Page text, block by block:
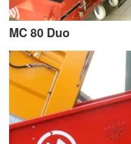
MC 80 Duo